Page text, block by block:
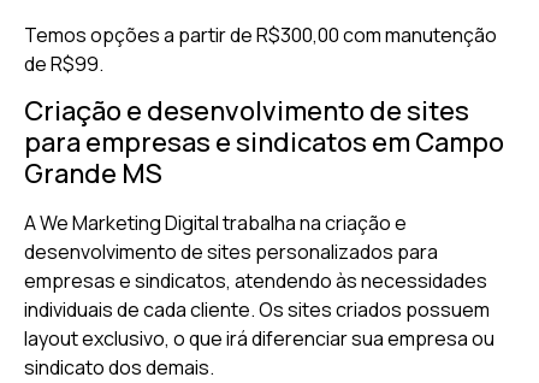
Temos opções a partir de R$300,00 com manutenção
de R$99.
Criação e desenvolvimento de sites
para empresas e sindicatos em Campo
Grande MS
A We Marketing Digital trabalha na criação e
desenvolvimento de sites personalizados para
empresas e sindicatos, atendendo às necessidades
individuais de cada cliente. Os sites criados possuem
layout exclusivo, o que irá diferenciar sua empresa ou
sindicato dos demais.